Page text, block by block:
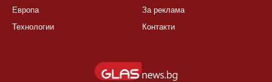
Европа
Технологии
За реклама
Контакти